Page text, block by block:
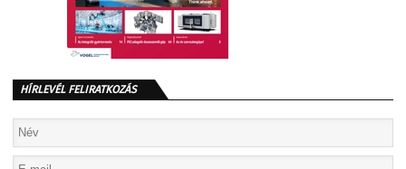
HÍRLEVÉL FELIRATKOZÁS